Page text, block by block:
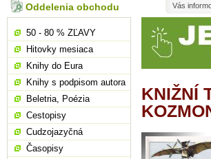
KNIŽNÍ
Vás
Oddelenia obchodu
50 - 80 % ZĽAVY
Hitovky mesiaca
Knihy do Eura
Knihy s podpisom autora
Beletria, Poézia
Cestopisy
Cudzojazyčná
Časopisy